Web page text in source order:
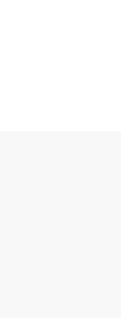
7月23日
7月16日
暨香港傷健共